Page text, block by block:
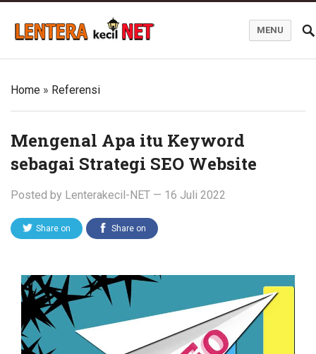
MENU
Home » Referensi
Mengenal Apa itu Keyword
sebagai Strategi SEO Website
Posted by Lenterakecil-NET — 16 Juli 2022
Share on Share on